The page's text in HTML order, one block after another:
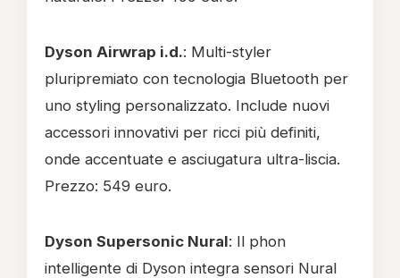
Dyson Airwrap i.d.: Multi-styler
pluripremiato con tecnologia Bluetooth per
uno styling personalizzato. Include nuovi
accessori innovativi per ricci più definiti,
onde accentuate e asciugatura ultra-liscia.
Prezzo: 549 euro.
Dyson Supersonic Nural: Il phon
intelligente di Dyson integra sensori Nural